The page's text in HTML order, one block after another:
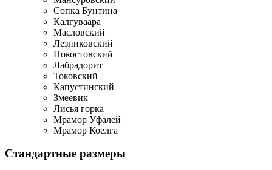
Сопка Бунтина
Калгуваара
Масловский
Лезниковский
Покостовский
Лабрадорит
Токовский
Капустинский
Змеевик
Лисья горка
Мрамор Уфалей
Мрамор Коелга
Стандартные размеры